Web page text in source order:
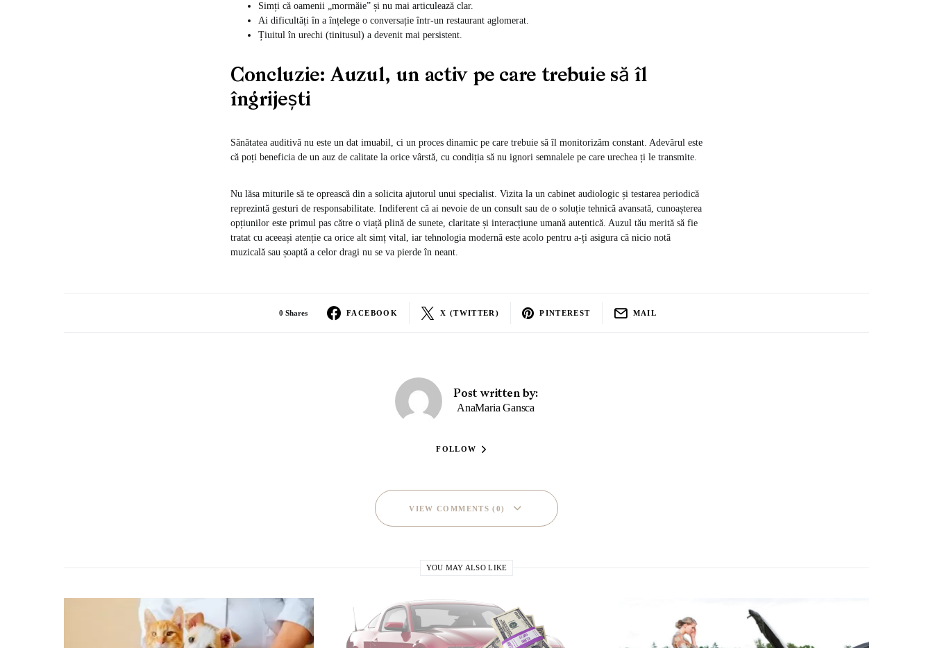
Simți că oamenii „mormăie” și nu mai articulează clar.
Ai dificultăți în a înțelege o conversație într-un restaurant aglomerat.
Țiuitul în urechi (tinitusul) a devenit mai persistent.
Concluzie: Auzul, un activ pe care trebuie să îl
îngrijești
Sănătatea auditivă nu este un dat imuabil, ci un proces dinamic pe care trebuie să îl monitorizăm constant. Adevărul este
că poți beneficia de un auz de calitate la orice vârstă, cu condiția să nu ignori semnalele pe care urechea ți le transmite.
Nu lăsa miturile să te oprească din a solicita ajutorul unui specialist. Vizita la un cabinet audiologic și testarea periodică
reprezintă gesturi de responsabilitate. Indiferent că ai nevoie de un consult sau de o soluție tehnică avansată, cunoașterea
opțiunilor este primul pas către o viață plină de sunete, claritate și interacțiune umană autentică. Auzul tău merită să fie
tratat cu aceeași atenție ca orice alt simț vital, iar tehnologia modernă este acolo pentru a-ți asigura că nicio notă
muzicală sau șoaptă a celor dragi nu se va pierde în neant.
0 Shares FACEBOOK X (TWITTER) PINTEREST MAIL
Post written by:
AnaMaria Gansca
FOLLOW
VIEW COMMENTS (0)
YOU MAY ALSO LIKE